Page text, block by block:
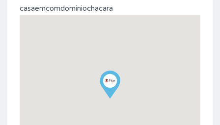
casaemcomdominiochacara